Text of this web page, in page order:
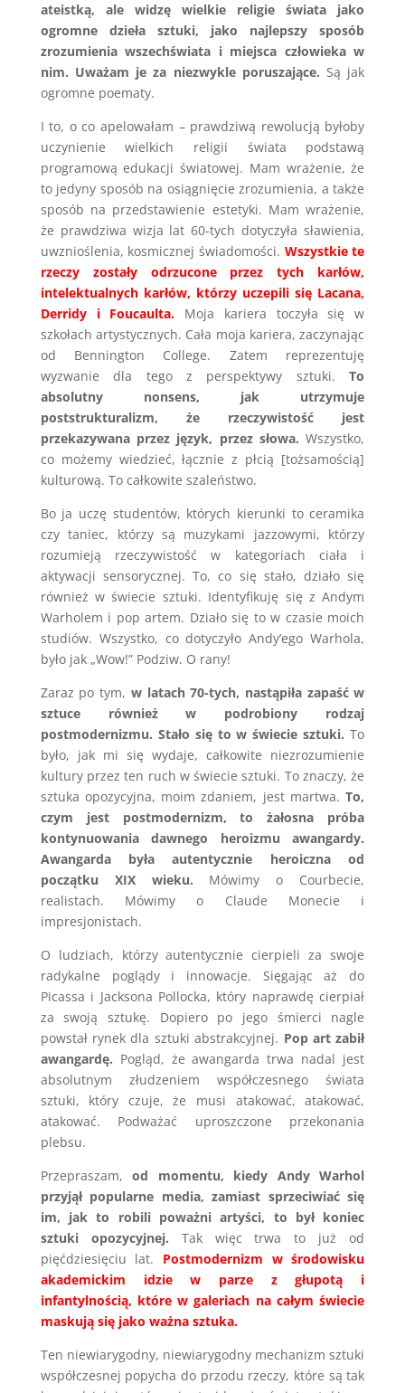
ateistką, ale widzę wielkie religie świata jako
ogromne dzieła sztuki, jako najlepszy sposób
zrozumienia wszechświata i miejsca człowieka w
nim. Uważam je za niezwykle poruszające. Są jak
ogromne poematy.
I to, o co apelowałam – prawdziwą rewolucją byłoby
uczynienie wielkich religii świata podstawą
programową edukacji światowej. Mam wrażenie, że
to jedyny sposób na osiągnięcie zrozumienia, a także
sposób na przedstawienie estetyki. Mam wrażenie,
że prawdziwa wizja lat 60-tych dotyczyła sławienia,
uwznioślenia, kosmicznej świadomości. Wszystkie te
rzeczy zostały odrzucone przez tych karłów,
intelektualnych karłów, którzy uczepili się Lacana,
Derridy i Foucaulta. Moja kariera toczyła się w
szkołach artystycznych. Cała moja kariera, zaczynając
od Bennington College. Zatem reprezentuję
wyzwanie dla tego z perspektywy sztuki.To
absolutny nonsens, jak utrzymuje
poststrukturalizm, że rzeczywistość jest
przekazywana przez język, przez słowa. Wszystko,
co możemy wiedzieć, łącznie z płcią [tożsamością]
kulturową. To całkowite szaleństwo.
Bo ja uczę studentów, których kierunki to ceramika
czy taniec, którzy są muzykami jazzowymi, którzy
rozumieją rzeczywistość w kategoriach ciała i
aktywacji sensorycznej. To, co się stało, działo się
również w świecie sztuki. Identyfikuję się z Andym
Warholem i pop artem. Działo się to w czasie moich
studiów. Wszystko, co dotyczyło Andy’ego Warhola,
było jak „Wow!” Podziw. O rany!
Zaraz po tym, w latach 70-tych, nastąpiła zapaść w
sztuce również w podrobiony rodzaj
postmodernizmu. Stało się to w świecie sztuki.To
było, jak mi się wydaje, całkowite niezrozumienie
kultury przez ten ruch w świecie sztuki. To znaczy, że
sztuka opozycyjna, moim zdaniem, jest martwa. To,
czym jest postmodernizm, to żałosna próba
kontynuowania dawnego heroizmu awangardy.
Awangarda była autentycznie heroiczna od
początku XIX wieku. Mówimy o Courbecie,
realistach. Mówimy o Claude Monecie i
impresjonistach.
O ludziach, którzy autentycznie cierpieli za swoje
radykalne poglądy i innowacje. Sięgając aż do
Picassa i Jacksona Pollocka, który naprawdę cierpiał
za swoją sztukę. Dopiero po jego śmierci nagle
powstał rynek dla sztuki abstrakcyjnej. Pop art zabił
awangardę. Pogląd, że awangarda trwa nadal jest
absolutnym złudzeniem współczesnego świata
sztuki, który czuje, że musi atakować, atakować,
atakować. Podważać uproszczone przekonania
plebsu.
Przepraszam,od momentu, kiedy Andy Warhol
przyjął popularne media, zamiast sprzeciwiać się
im, jak to robili poważni artyści, to był koniec
sztuki opozycyjnej. Tak więc trwa to już od
pięćdziesięciu lat. Postmodernizm w środowisku
akademickim idzie w parze z głupotą i
infantylnością, które w galeriach na całym świecie
maskują się jako ważna sztuka.
Ten niewiarygodny, niewiarygodny mechanizm sztuki
współczesnej popycha do przodu rzeczy, które są tak